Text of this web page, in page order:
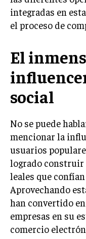
FINANZAS
FINANZAS Y
GESTIÓN DE
NEGOCIOS
COMERCIO
EXPANSIÓN
ALIANZAS
TECNOLOGIA
integradas en
el proceso de
El
social
No se puede
mencionar la
usuarios
logrado construir
leales que
Aprovechando
han convertido
empresas en su
comercio